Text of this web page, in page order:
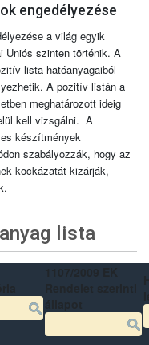
engedélyezése
a világ egyik
Uniós szinten történik. A
lista hatóanyagaiból
A pozitív listán a
meghatározott ideig
kell vizsgálni. A
készítmények
szabályozzák, hogy az
kockázatát kizárják,
lista